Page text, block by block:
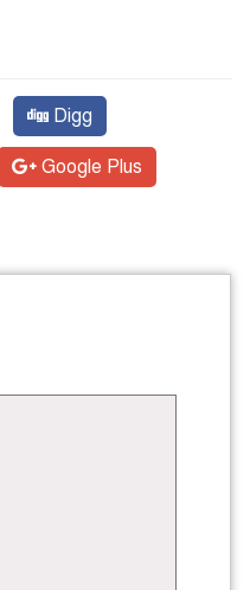
Digg
Google Plus